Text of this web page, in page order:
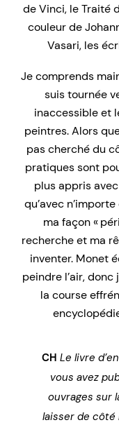
de Vinci, leTraité
couleurde
Vasari, les
Je comprends
suis tournée
inaccessible et
peintres. Alors
pas cherché du
pratiques sont
plus appris
qu’avec
ma façon «
recherche et ma
inventer. Monet
peindre l’air, donc
la course
CH Le livre
vous avez
ouvrages sur
laisser de côté